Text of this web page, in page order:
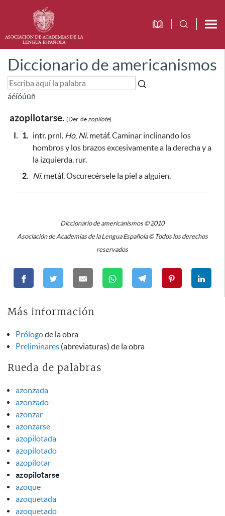
Diccionario de americanismos
áéíóúüñ
azopilotarse. (Der. de zopilote).
I. 1. intr. prnl. Ho, Ni. metáf. Caminar inclinando los
hombros y los brazos excesivamente a la derecha y a
la izquierda. rur.
2. Ni. metáf. Oscurecérsele la piel a alguien.
Diccionario de americanismos © 2010
Asociación de Academias de la Lengua Española © Todos los derechos
reservados
Más información
Prólogode la obra
Preliminares (abreviaturas) de la obra
Rueda de palabras
azonzada
azonzado
azonzar
azonzarse
azopilotada
azopilotado
azopilotar
azopilotarse
azoque
azoquetada
azoquetado